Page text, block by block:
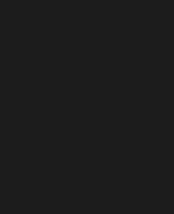
– κινούμενες